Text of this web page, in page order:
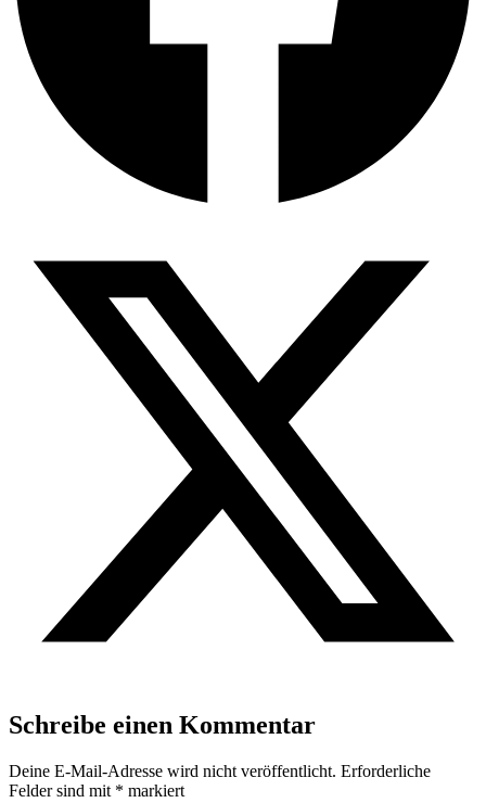
Schreibe einen Kommentar
Deine E-Mail-Adresse wird nicht veröffentlicht. Erforderliche
Felder sind mit * markiert